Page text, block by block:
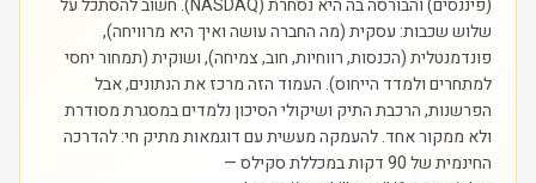
(פיננסים) והבורסה בה היא נסחרת (NASDAQ). חשוב להסתכל על
שלוש שכבות: עסקית (מה החברה עושה ואיך היא מרוויחה),
פונדמנטלית (הכנסות, רווחיות, חוב, צמיחה), ושוקית (תמחור יחסי
למתחרים ולמדד הייחוס). העמוד הזה מרכז את הנתונים, אבל
הפרשנות, הרכבת התיק ושיקולי הסיכון נלמדים במסגרת מסודרת
ולא ממקור אחד.להעמקה מעשית עם דוגמאות מתיק חי: להדרכה
החינמית של 90 דקות במכללת סקילס —